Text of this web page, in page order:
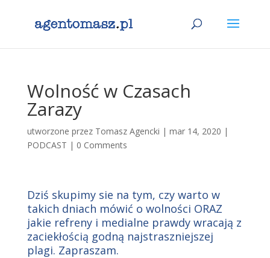
Wolność w Czasach
Zarazy
utworzone przez Tomasz Agencki | mar 14, 2020 |
PODCAST | 0 Comments
Dziś skupimy sie na tym, czy warto w
takich dniach mówić o wolności ORAZ
jakie refreny i medialne prawdy wracają z
zaciekłością godną najstraszniejszej
plagi. Zapraszam.